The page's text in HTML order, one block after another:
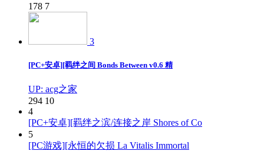
178 7
3
[PC+安卓][羁绊之间 Bonds Between v0.6 精
UP: acg之家
294 10
4
[PC+安卓][羁绊之滨/连接之岸 Shores of Co
5
[PC游戏][永恒的欠损 La Vitalis Immortal